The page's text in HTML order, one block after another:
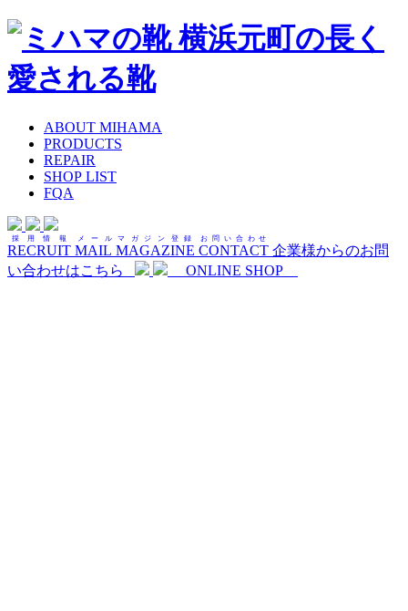
ABOUT MIHAMA
PRODUCTS
REPAIR
SHOP LIST
FQA
RECRUIT
採用情報
MAIL MAGAZINE
メールマガジン登録
CONTACT
お問い合わせ
企業様からのお問
い合わせはこちら
ONLINE SHOP